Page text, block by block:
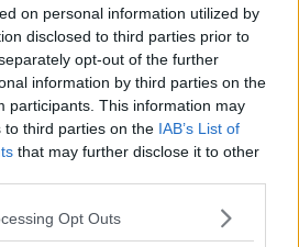
on personal information utilized by
disclosed to third parties prior to
opt-out of the further
information by third parties on the
participants. This information may
to third parties on the IAB’s List of
that may further disclose it to other
app uses one or more Google
Opt Outs